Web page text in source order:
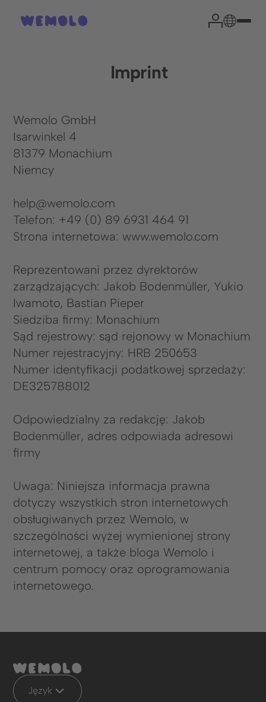
Imprint
Wemolo GmbH
Isarwinkel 4
81379 Monachium
Niemcy
help@wemolo.com
Telefon: +49 (0) 89 6931 464 91
Strona internetowa: www.wemolo.com
Reprezentowani przez dyrektorów
zarządzających: Jakob Bodenmüller, Yukio
Iwamoto, Bastian Pieper
Siedziba firmy: Monachium
Sąd rejestrowy: sąd rejonowy w Monachium
Numer rejestracyjny: HRB 250653
Numer identyfikacji podatkowej sprzedaży:
DE325788012
Odpowiedzialny za redakcję: Jakob
Bodenmüller, adres odpowiada adresowi
firmy
Uwaga: Niniejsza informacja prawna
dotyczy wszystkich stron internetowych
obsługiwanych przez Wemolo, w
szczególności wyżej wymienionej strony
internetowej, a także bloga Wemolo i
centrum pomocy oraz oprogramowania
internetowego.
Język